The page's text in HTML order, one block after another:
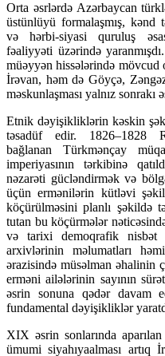
Orta əsrlərdə Azərbaycan
üstünlüyü formalaşmış, kənd
və hərbi-siyasi quruluş
fəaliyyəti üzərində
müəyyən hissələrində mövcud
İrəvan, həm də Göyçə,
məskunlaşması yalnız sonrakı
Etnik dəyişikliklərin kəskin
təsadüf edir. 1826–1828
bağlanan Türkmənçay
imperiyasının tərkibinə
nəzarəti gücləndirmək və
üçün ermənilərin kütləvi
köçürülməsini planlı şəkildə
tutan bu köçürmələr
və tarixi demoqrafik nisbət
arxivlərinin məlumatları
ərazisində müsəlman
erməni ailələrinin sayının
əsrin sonuna qədər davam
fundamental dəyişikliklər
XIX əsrin sonlarında
ümumi siyahıyaalması artıq